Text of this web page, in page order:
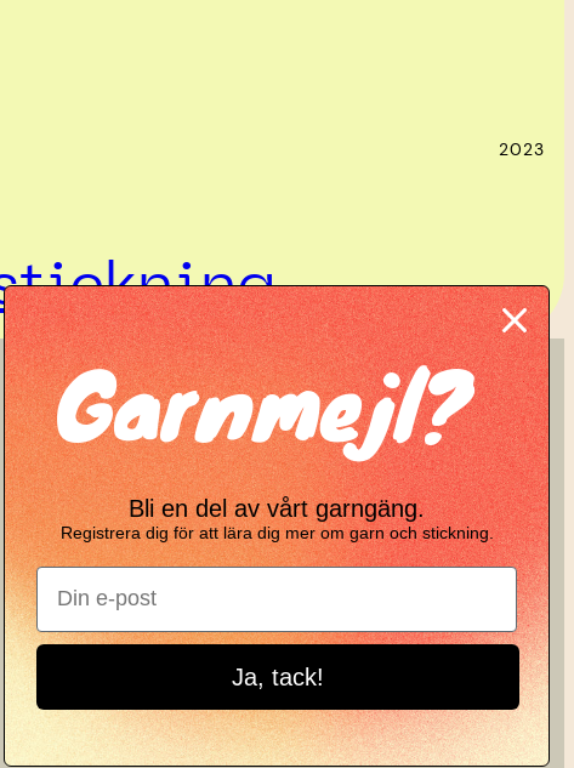
2023
KNIT KNOT
Manifesto
Garnbrev
Garnmejl?
Bli en del av vårt garngäng.
Registrera dig för att lära dig mer om garn och stickning.
Ja, tack!